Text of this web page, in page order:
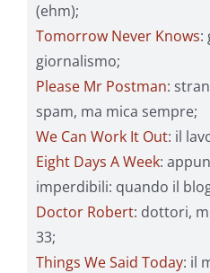
(ehm);
Tomorrow Never Knows:
giornalismo;
Please Mr Postman:
spam, ma mica sempre;
We Can Work It Out: il
Eight Days A Week:
imperdibili: quando il
Doctor Robert: dottori,
33;
Things We Said Today: il